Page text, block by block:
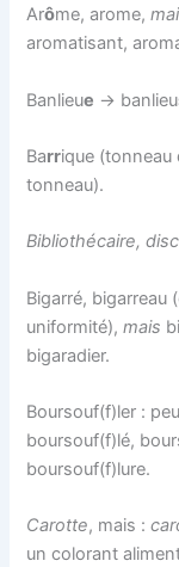
Arôme, arome,
aromatisant,
Banlieue → banlieu
Barrique (tonneau
tonneau).
Bibliothécaire,
Bigarré, bigarreau
uniformité),mais
bigaradier.
Boursouf(f)ler :
boursouf(f)lé,
boursouf(f)lure.
Carotte, mais :
un colorant